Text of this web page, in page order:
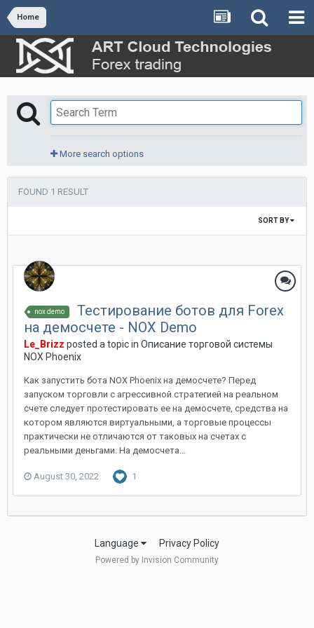
Home
More search options
FOUND 1 RESULT
SORT BY
nox demo
Тестирование ботов для Forex
на демосчете - NOX Demo
Le_Brizz posted a topic in Описание торговой системы
NOX Phoenix
Как запустить бота NOX Phoenix на демосчете? Перед
запуском торговли с агрессивной стратегией на реальном
счете следует протестировать ее на демосчете, средства на
котором являются виртуальными, а торговые процессы
практически не отличаются от таковых на счетах с
реальными деньгами. На демосчета...
August 30, 2022 1
Language Privacy Policy
Powered by Invision Community